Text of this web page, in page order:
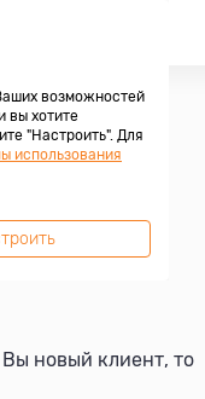
новый клиент, то
возможностей
вы хотите
"Настроить". Для
использования